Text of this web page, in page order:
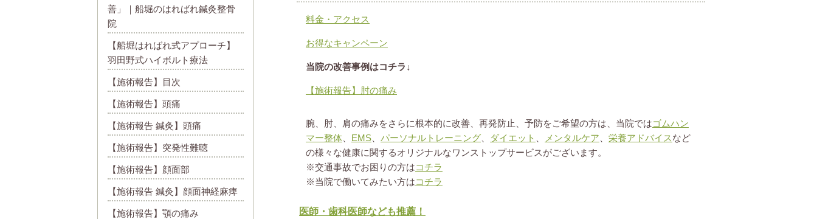
料金・アクセス
お得なキャンペーン
当院の改善事例はコチラ↓
【施術報告】肘の痛み
腕、肘、肩の痛みをさらに根本的に改善、再発防止、予防をご希望の方は、当院ではゴムハン
マー整体
EMS パーソナルトレーニング ダイエット メンタルケア 栄養アドバイスなど
の様々な健康に関するオリジナルなワンストップサービスがございます。
※交通事故でお困りの方はコチラ
※当院で働いてみたい方はコチラ
医師・歯科医師なども推薦！
善」｜船堀のはればれ鍼灸整骨
院
【船堀はればれ式アプローチ】
羽田野式ハイボルト療法
【施術報告】目次
【施術報告】頭痛
【施術報告 鍼灸】頭痛
【施術報告】突発性難聴
【施術報告】顔面部
【施術報告 鍼灸】顔面神経麻痺
【施術報告】顎の痛み